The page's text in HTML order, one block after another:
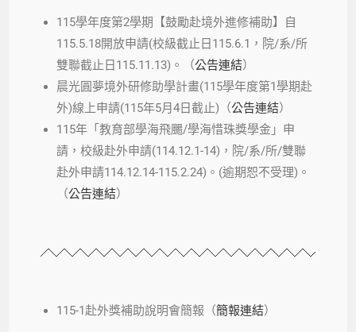
115學年度第2學期【鼓勵赴境外進修補助】自
115.5.18開放申請(校級截止日115.6.1，院/系/所
雙聯截止日115.11.13)。（公告連結）
晨光圓夢境外研修助學計畫(115學年度第1學期赴
外)線上申請(115年5月4日截止)（公告連結）
115年「教育部學海飛颺/學海惜珠獎學金」申
請，校級赴外申請(114.12.1-14)，院/系/所/雙聯
赴外申請114.12.14-115.2.24)。(逾期恕不受理)。
（公告連結）
115-1赴外獎補助說明會簡報（簡報連結）